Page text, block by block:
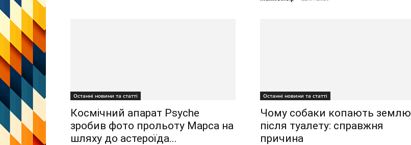
Останні новини та статті
Космічний апарат Psyche
зробив фото прольоту Марса на
шляху до астероїда...
Останні новини та статті
Чому собаки копають землю
після туалету: справжня
причина